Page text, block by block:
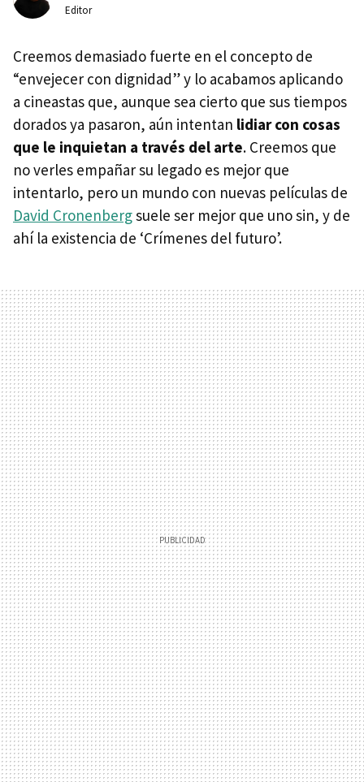
Editor
Creemos demasiado fuerte en el concepto de
“envejecer con dignidad” y lo acabamos aplicando
a cineastas que, aunque sea cierto que sus tiempos
dorados ya pasaron, aún intentan lidiar con cosas
que le inquietan a través del arte. Creemos que
no verles empañar su legado es mejor que
intentarlo, pero un mundo con nuevas películas de
David Cronenbergsuele ser mejor que uno sin, y de
ahí la existencia de ‘Crímenes del futuro’.